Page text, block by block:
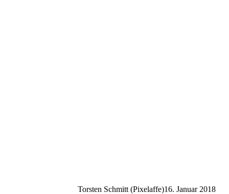
Torsten Schmitt (Pixelaffe)16. Januar 2018